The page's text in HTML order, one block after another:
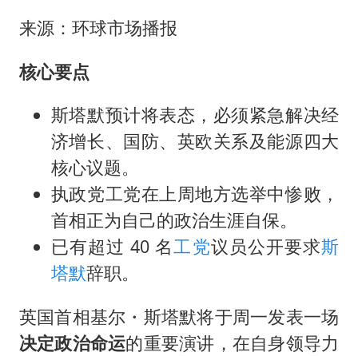
女子开一天一夜空调后二氧化碳中毒
男子杀人后逃进深山21年活得像野人
“空调24小时开着更省电”不实
粉笔教育发布“自曝式”公开信
来源：环球市场播报
核心要点
斯塔默预计将表态，必须紧急解决经
济增长、国防、英欧关系及能源四大
核心议题。
执政党工党在上周地方选举中惨败，
首相正为自己的政治生涯自保。
已有超过 40 名工党议员公开要求斯
塔默辞职。
英国首相基尔・斯塔默将于周一发表一场
决定政治命运的重要演讲，在自身领导力